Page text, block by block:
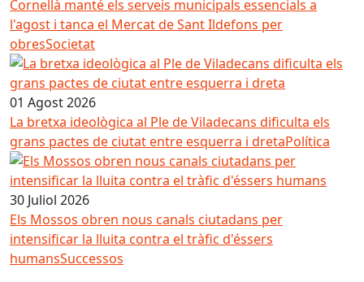
Cornellà manté els serveis municipals essencials a
l'agost i tanca el Mercat de Sant Ildefons per
obresSocietat
01 Agost 2026
La bretxa ideològica al Ple de Viladecans dificulta els
grans pactes de ciutat entre esquerra i dretaPolítica
30 Juliol 2026
Els Mossos obren nous canals ciutadans per
intensificar la lluita contra el tràfic d'éssers
humansSuccessos